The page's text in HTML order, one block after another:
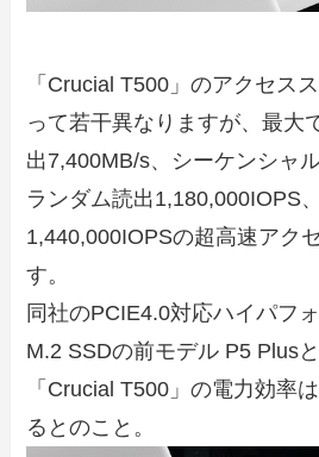
「Crucial T500」のアクセス
って若干異なりますが、最大
出7,400MB/s、シーケンシャ
ランダム読出1,180,000IOPS
1,440,000IOPSの超高速アク
す。
同社のPCIE4.0対応ハイパフ
M.2 SSDの前モデル P5 Plusと
「Crucial T500」の電力効率
るとのこと。